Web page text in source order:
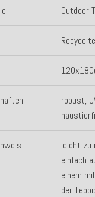
Outdoor
robust,
leicht zu
einfach
einem
der